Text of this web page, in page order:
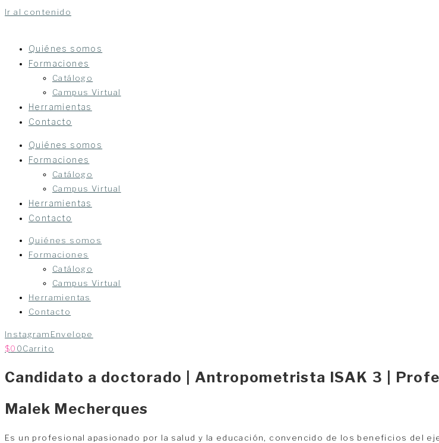
Ir al contenido
Quiénes somos
Formaciones
Catálogo
Campus Virtual
Herramientas
Contacto
Quiénes somos
Formaciones
Catálogo
Campus Virtual
Herramientas
Contacto
Quiénes somos
Formaciones
Catálogo
Campus Virtual
Herramientas
Contacto
Instagram Envelope
$0 0Carrito
Candidato a doctorado | Antropometrista ISAK 3 |
Malek Mecherques
Es un profesional apasionado por la salud y la educación, convencido de los beneficios del